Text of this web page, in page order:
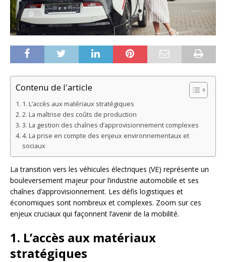
Contenu de l'article
1. L’accès aux matériaux stratégiques
2. La maîtrise des coûts de production
3. La gestion des chaînes d’approvisionnement complexes
4. La prise en compte des enjeux environnementaux et
sociaux
La transition vers les véhicules électriques (VE) représente un
bouleversement majeur pour l’industrie automobile et ses
chaînes d’approvisionnement. Les défis logistiques et
économiques sont nombreux et complexes. Zoom sur ces
enjeux cruciaux qui façonnent l’avenir de la mobilité.
1. L’accès aux matériaux
stratégiques